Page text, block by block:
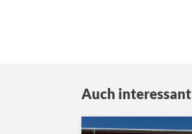
Auch interessant